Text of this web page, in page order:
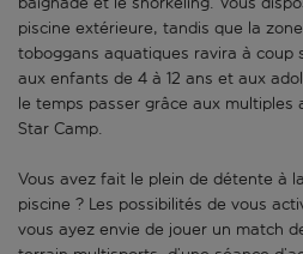
piscine extérieure, tandis que la
toboggans aquatiques ravira à coup
aux enfants de 4 à 12 ans et aux
le temps passer grâce aux multiples
Star Camp.
Vous avez fait le plein de détente à
piscine ? Les possibilités de vous
vous ayez envie de jouer un match